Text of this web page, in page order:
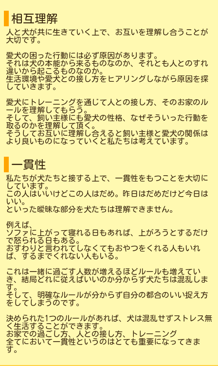
相互理解
人と犬が共に生きていく上で、お互いを理解し合うことが
大切です。
愛犬の困った行動には必ず原因があります。
それは犬の本能から来るものなのか、それとも人とのすれ
違いから起こるものなのか。
生活環境や愛犬との接し方をヒアリングしながら原因を探
していきます。
愛犬にトレーニングを通じて人との接し方、そのお家のル
ールを理解してもらう。
そして、飼い主様にも愛犬の性格、なぜそういった行動を
取るのかを理解して頂く。
そうしてお互いに理解し合えると飼い主様と愛犬の関係は
より良いものになっていくと私たちは考えています。
一貫性
私たちが犬たちと接する上で、一貫性をもつことを大切に
しています。
この人はいいけどこの人はだめ。昨日はだめだけど今日は
いい。
といった曖昧な部分を犬たちは理解できません。
例えば、
ソファに上がって寝れる日もあれば、上がろうとするだけ
で怒られる日もある。
おすわりと言われてしなくてもおやつをくれる人もいれ
ば、するまでくれない人もいる。
これは一緒に過ごす人数が増えるほどルールも増えてい
き、結局どれに従えばいいのか分からず犬たちは混乱しま
す。
そして、明確なルールが分からず自分の都合のいい捉え方
をしてしまうのです。
決められた1つのルールがあれば、犬は混乱せずストレス無
く生活することができます。
お家での過ごし方、人との接し方、トレーニング
全てにおいて一貫性というのはとても重要になってきま
す。